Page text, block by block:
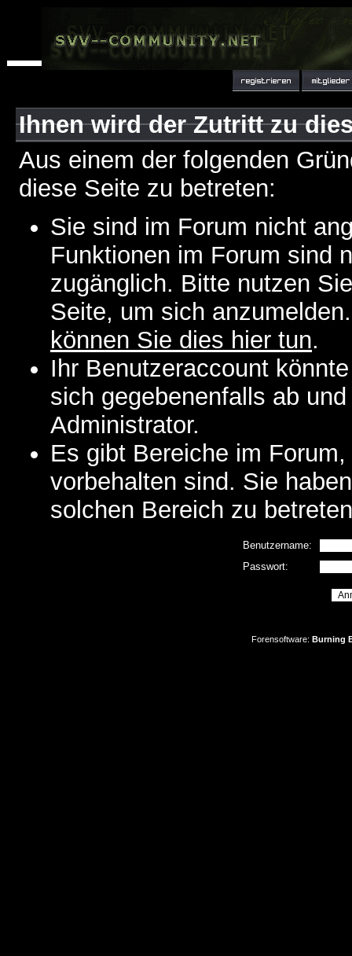
Ihnen wird der Zutritt zu
Aus einem der folgenden
diese Seite zu betreten:
Sie sind im Forum nicht
Funktionen im Forum sind
zugänglich. Bitte nutzen
Seite, um sich
können Sie dies hier tun.
Ihr Benutzeraccount
sich gegebenenfalls ab
Administrator.
Es gibt Bereiche im
vorbehalten sind. Sie
solchen Bereich zu
Benutzername:
Passwort:
Forensoftware: Burning